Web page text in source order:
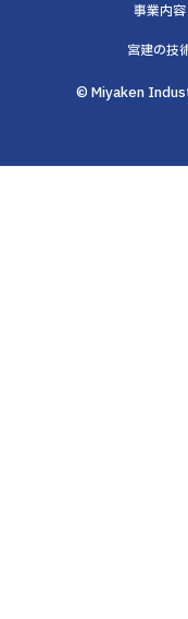
事業内容
宮建の技
© Miyaken